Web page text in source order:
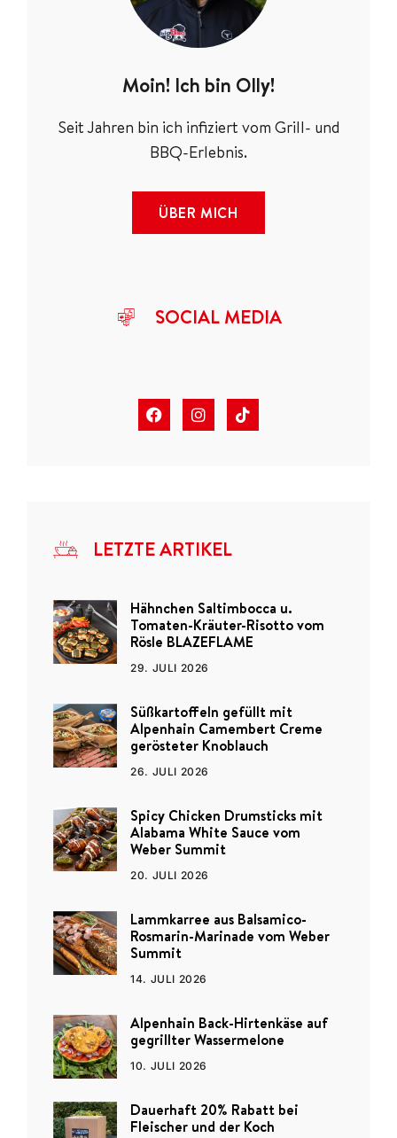
Moin! Ich bin Olly!
Seit Jahren bin ich infiziert vom Grill- und
BBQ-Erlebnis.
ÜBER MICH
SOCIAL MEDIA
LETZTE ARTIKEL
Hähnchen Saltimbocca u.
Tomaten-Kräuter-Risotto vom
Rösle BLAZEFLAME
29. JULI 2026
Süßkartoffeln gefüllt mit
Alpenhain Camembert Creme
gerösteter Knoblauch
26. JULI 2026
Spicy Chicken Drumsticks mit
Alabama White Sauce vom
Weber Summit
20. JULI 2026
Lammkarree aus Balsamico-
Rosmarin-Marinade vom Weber
Summit
14. JULI 2026
Alpenhain Back-Hirtenkäse auf
gegrillter Wassermelone
10. JULI 2026
Dauerhaft 20% Rabatt bei
Fleischer und der Koch